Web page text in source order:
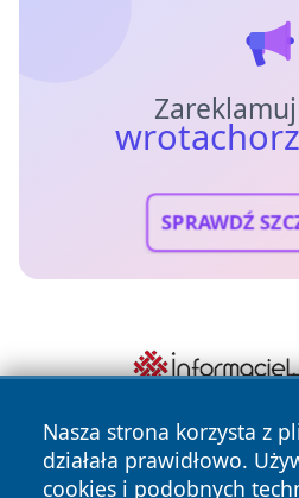
SPRAWDŹ
Nasza strona korzysta z
działała prawidłowo.
cookies i podobnych